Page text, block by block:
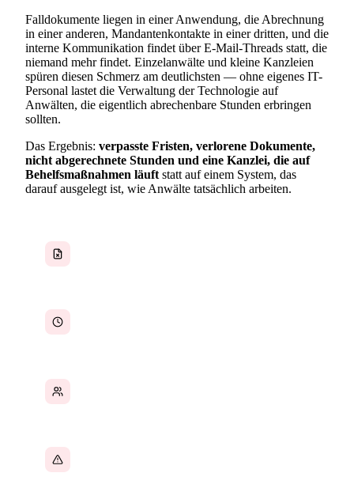
Falldokumente liegen in einer Anwendung, die Abrechnung
in einer anderen, Mandantenkontakte in einer dritten, und die
interne Kommunikation findet über E-Mail-Threads statt, die
niemand mehr findet. Einzelanwälte und kleine Kanzleien
spüren diesen Schmerz am deutlichsten — ohne eigenes IT-
Personal lastet die Verwaltung der Technologie auf
Anwälten, die eigentlich abrechenbare Stunden erbringen
sollten.
Das Ergebnis: verpasste Fristen, verlorene Dokumente,
nicht abgerechnete Stunden und eine Kanzlei, die auf
Behelfsmaßnahmen läuft statt auf einem System, das
darauf ausgelegt ist, wie Anwälte tatsächlich arbeiten.